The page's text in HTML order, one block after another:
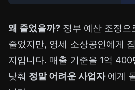
왜 줄었을까? 정부 예산 조정으
줄었지만, 영세 소상공인에게
지입니다. 매출 기준을 1억
낮춰 정말 어려운 사업자에게